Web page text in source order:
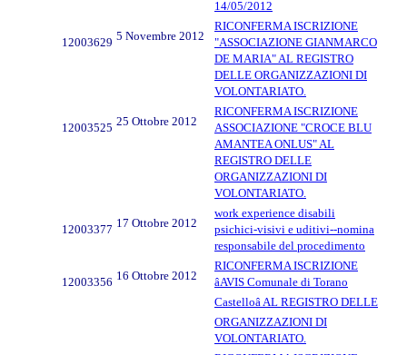
14/05/2012
12003629 5 Novembre 2012
RICONFERMA ISCRIZIONE
"ASSOCIAZIONE GIANMARCO
DE MARIA" AL REGISTRO
DELLE ORGANIZZAZIONI DI
VOLONTARIATO.
12003525 25 Ottobre 2012
RICONFERMA ISCRIZIONE
ASSOCIAZIONE "CROCE BLU
AMANTEA ONLUS" AL
REGISTRO DELLE
ORGANIZZAZIONI DI
VOLONTARIATO.
12003377 17 Ottobre 2012
work experience disabili
psichici-visivi e uditivi--nomina
responsabile del procedimento
12003356 16 Ottobre 2012
RICONFERMA ISCRIZIONE
âAVIS Comunale di Torano
Castelloâ AL REGISTRO DELLE
ORGANIZZAZIONI DI
VOLONTARIATO.